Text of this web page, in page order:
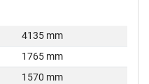
4135 mm
1765 mm
1570 mm